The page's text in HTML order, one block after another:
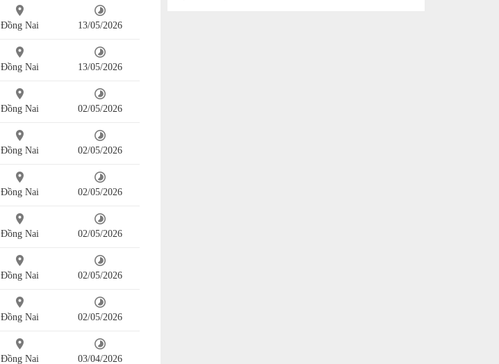
Đồng Nai 13/05/2026
Đồng Nai 13/05/2026
Đồng Nai 02/05/2026
Đồng Nai 02/05/2026
Đồng Nai 02/05/2026
Đồng Nai 02/05/2026
Đồng Nai 02/05/2026
Đồng Nai 02/05/2026
Đồng Nai 03/04/2026